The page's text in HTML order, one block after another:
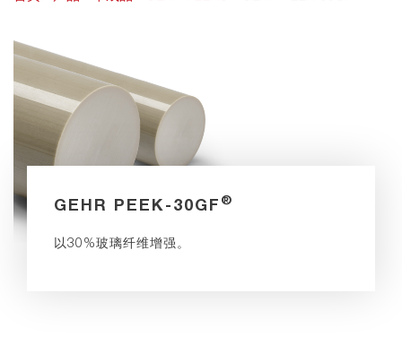
GEHR PEEK-30GF ®
以30%玻璃纤维增强。